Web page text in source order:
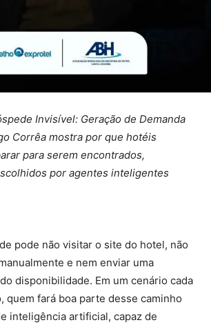
Invisível: Geração de Demanda
Corrêa mostra por que hotéis
para serem encontrados,
por agentes inteligentes
pode não visitar o site do hotel, não
e nem enviar uma
disponibilidade. Em um cenário cada
quem fará boa parte desse caminho
inteligência artificial, capaz de